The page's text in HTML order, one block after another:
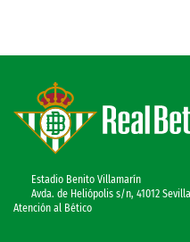
Estadio Benito Villamarín
Avda. de Heliópolis s/n, 41012 Sevilla
Atención al Bético